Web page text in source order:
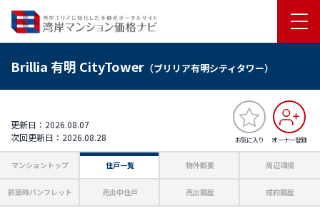
Brillia 有明 CityTower （ブリリア有明シティタワー）
お気に入り オーナー登録
更新日：2026.08.07
次回更新日：2026.08.28
マンショントップ 住戸一覧 物件概要 周辺環境
新築時パンフレット 売出中住戸 売出履歴 成約履歴